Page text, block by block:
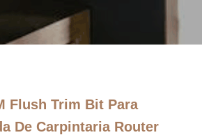
Flush Trim Bit Para
De Carpintaria Router